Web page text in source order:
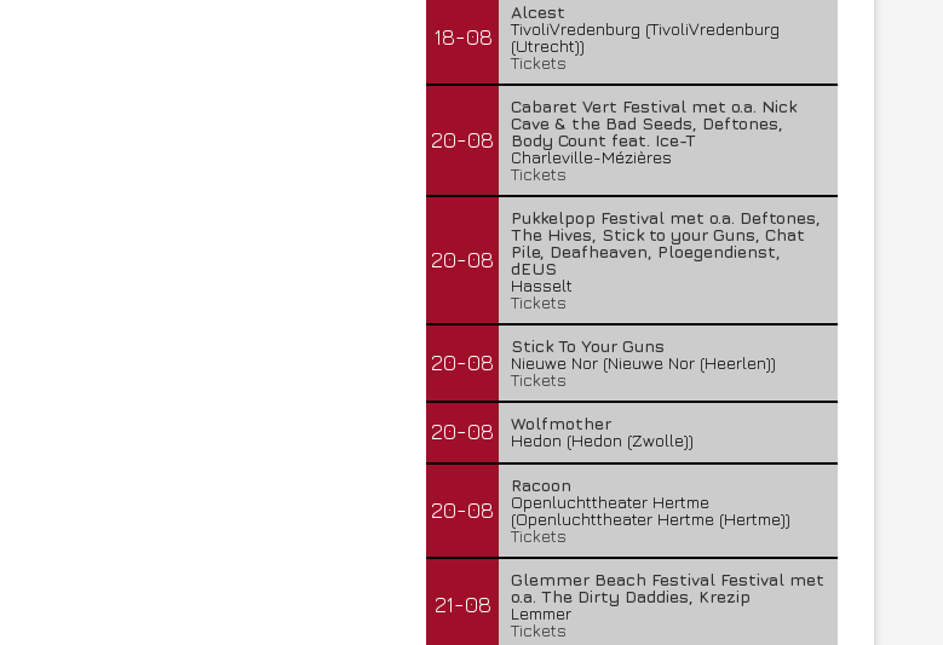
18-08
Alcest
TivoliVredenburg (TivoliVredenburg
(Utrecht))
Tickets
20-08
Cabaret Vert Festival met o.a. Nick
Cave & the Bad Seeds, Deftones,
Body Count feat. Ice-T
Charleville-Mézières
Tickets
20-08
Pukkelpop Festival met o.a. Deftones,
The Hives, Stick to your Guns, Chat
Pile, Deafheaven, Ploegendienst,
dEUS
Hasselt
Tickets
20-08
Stick To Your Guns
Nieuwe Nor (Nieuwe Nor (Heerlen))
Tickets
20-08
Wolfmother
Hedon (Hedon (Zwolle))
20-08
Racoon
Openluchttheater Hertme
(Openluchttheater Hertme (Hertme))
Tickets
21-08
Glemmer Beach Festival Festival met
o.a. The Dirty Daddies, Krezip
Lemmer
Tickets